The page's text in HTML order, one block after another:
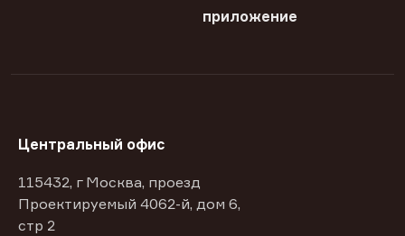
приложение
Центральный офис
115432, г Москва, проезд
Проектируемый 4062-й, дом 6,
стр 2